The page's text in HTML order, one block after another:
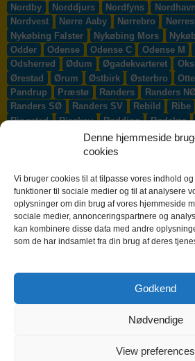
Denne hjemmeside
cookies
Vi bruger cookies til at tilpasse vores indhold
funktioner til sociale medier og til at analysere
oplysninger om din brug af vores hjemmeside
sociale medier, annonceringspartnere og
kan kombinere disse data med andre
som de har indsamlet fra din brug af deres
Godkend
Nødvendige
View preferences
Nordby
Norddjurs Nordfyns Nordhavn
Nordvest
Nørre Aaby Nørrebro
Nykøbing Falster
Nykøbing Mors
Odder
Odense Odense C Odense M
Odsherred
Ødum Øgadekvarteret
Ørestad
Ørum Østbirk Østerbro
Pandrup
Præstø Randers Randers
Randers SØ
Randers SV Rebild Ribe
Ringsted
Risskov Rødding Rødekro
Rønnede Roskilde Rudersdal
Ry Ryomgård
Skælskør
Skærbæk Skævinge
Skanderborg
Skibby Skibet Skive
Skovlunde
Slagelse Slangerup
Sofiendal
Søften Solbjerg Solrød
Sønderborg
Søndersø Sorø Starup
Stilling Stoholm
Sunds
Sydhavnen Taastrup
Taulov
Them Thisted Thurø By Tilst
Tørring
Vestbjerg Vester